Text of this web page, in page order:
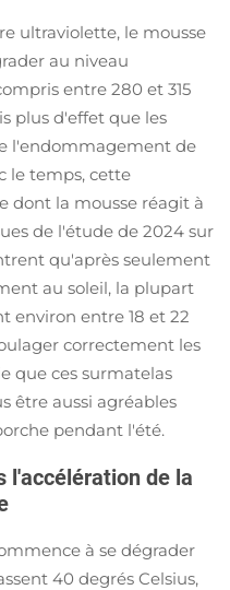
ultraviolette, le mousse
au niveau
entre 280 et 315
plus d'effet que les
l'endommagement de
le temps, cette
dont la mousse réagit à
de l'étude de 2024 sur
qu'après seulement
au soleil, la plupart
environ entre 18 et 22
correctement les
que ces surmatelas
être aussi agréables
pendant l'été.
l'accélération de la
à se dégrader
40 degrés Celsius,